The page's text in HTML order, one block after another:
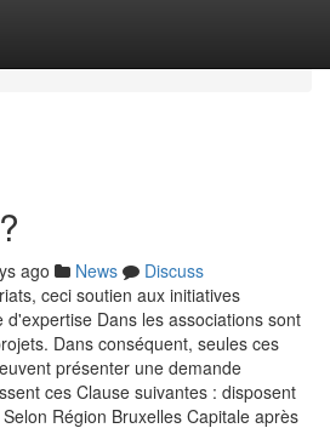
ago News
Discuss
ceci soutien aux initiatives
Dans les associations sont
Dans conséquent, seules ces
présenter une demande
ces Clause suivantes : disposent
Selon Région Bruxelles Capitale après